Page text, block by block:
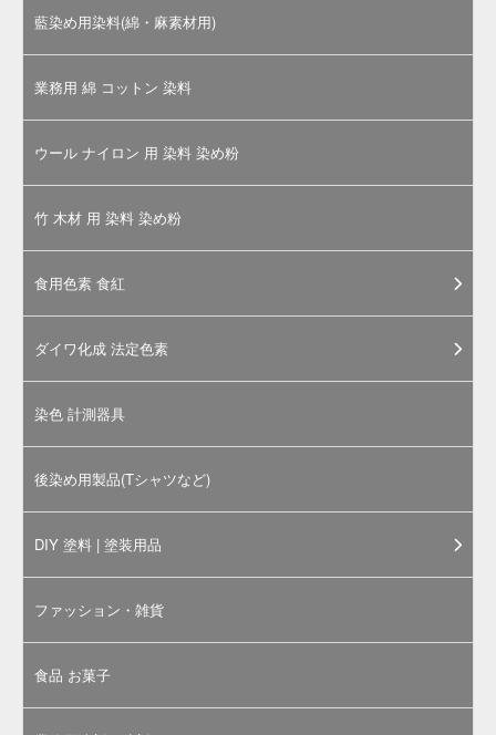
「色あせない思い出づくり」に最
適。布用絵の具かけるくん！
お試し 20g と 大容量 100g の２サイズ
中身が分かりやすく、注ぎやすいパッケージ。
布にそのまま気軽に描くだけで